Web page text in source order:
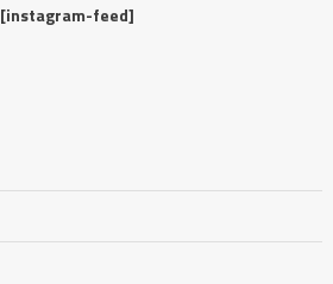
[instagram-feed]